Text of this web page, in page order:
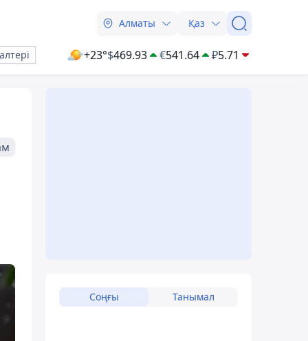
Алматы Қаз
+23°$469.93 €541.64 ₽5.71
Соңғы Танымал